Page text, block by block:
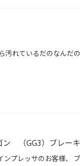
（GG3）ブレー